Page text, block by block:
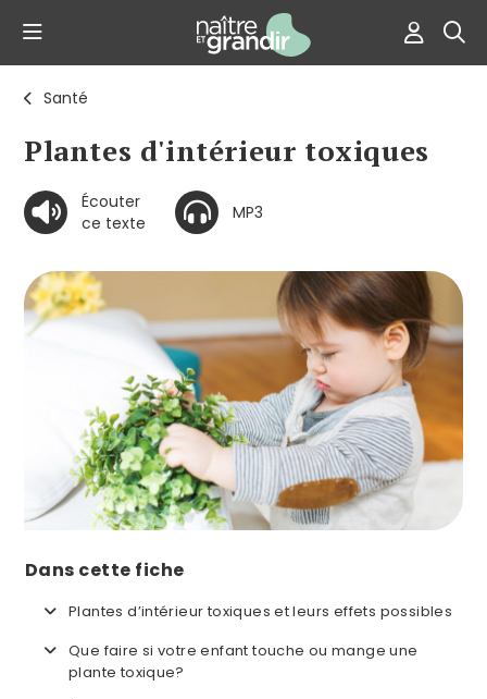
Santé
Plantes d'intérieur toxiques
Écouter
ce texte
MP3
Dans cette fiche
Plantes d’intérieur toxiques et leurs effets possibles
Que faire si votre enfant touche ou mange une
plante toxique?